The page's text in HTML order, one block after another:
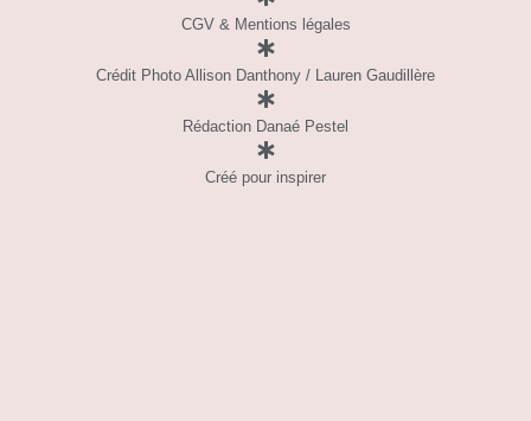
CGV & Mentions légales
Crédit Photo Allison Danthony / Lauren Gaudillère
Rédaction Danaé Pestel
Créé pour inspirer